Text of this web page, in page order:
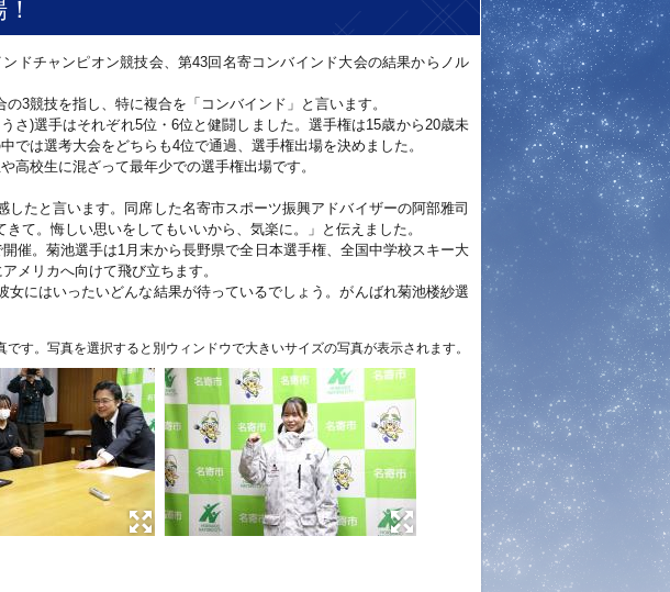
ドチャンピオン競技会、第43回名寄コンバインド大会の結果からノル
3競技を指し、特に複合を「コンバインド」と言います。
さ)選手はそれぞれ5位・6位と健闘しました。選手権は15歳から20歳未
は選考大会をどちらも4位で通過、選手権出場を決めました。
高校生に混ざって最年少での選手権出場です。
たと言います。同席した名寄市スポーツ振興アドバイザーの阿部雅司
て。悔しい思いをしてもいいから、気楽に。」と伝えました。
催。菊池選手は1月末から長野県で全日本選手権、全国中学校スキー大
メリカへ向けて飛び立ちます。
にはいったいどんな結果が待っているでしょう。がんばれ菊池楼紗選
です。写真を選択すると別ウィンドウで大きいサイズの写真が表示されます。